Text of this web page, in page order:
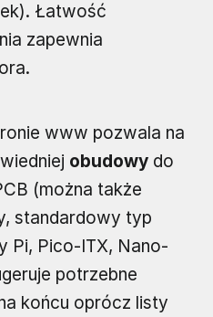
Łatwość
zapewnia
www pozwala na
obudowy do
(można także
standardowy typ
Pi, Pico-ITX, Nano-
potrzebne
końcu oprócz listy